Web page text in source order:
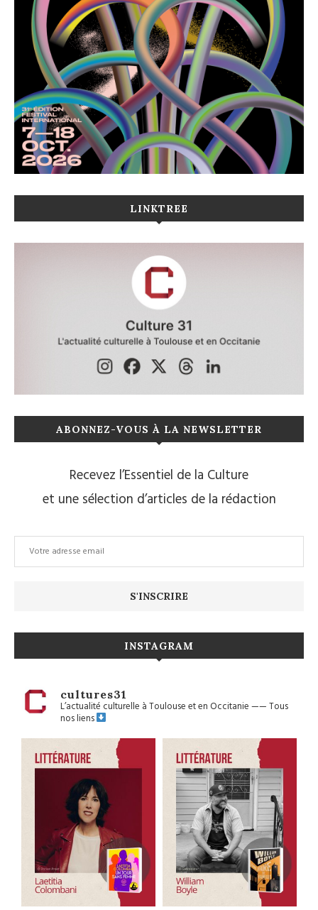
LINKTREE
ABONNEZ-VOUS À LA NEWSLETTER
Recevez l’Essentiel de la Culture
et une sélection d’articles de la rédaction
INSTAGRAM
cultures31
L’actualité culturelle à Toulouse et en Occitanie——Tous
nos liens